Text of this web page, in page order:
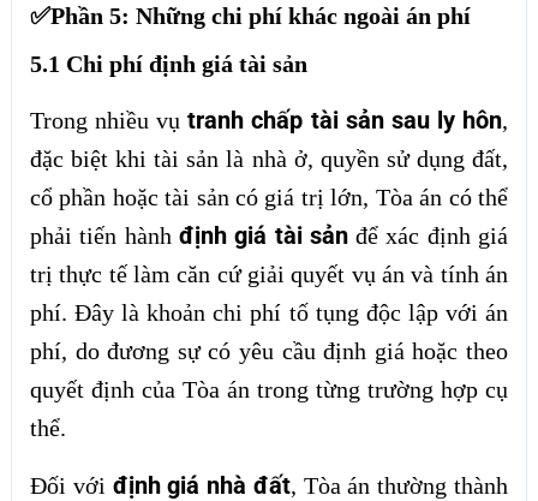
✅Phần 5: Những chi phí khác ngoài án phí
5.1 Chi phí định giá tài sản
Trong nhiều vụtranh chấp tài sản sau ly hôn,
đặc biệt khi tài sản là nhà ở, quyền sử dụng đất,
cổ phần hoặc tài sản có giá trị lớn, Tòa án có thể
phải tiến hành định giá tài sảnđể xác định giá
trị thực tế làm căn cứ giải quyết vụ án và tính án
phí. Đây là khoản chi phí tố tụng độc lập với án
phí, do đương sự có yêu cầu định giá hoặc theo
quyết định của Tòa án trong từng trường hợp cụ
thể.
Đối với định giá nhà đất, Tòa án thường thành